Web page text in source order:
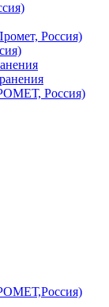
Россия)
Россия)